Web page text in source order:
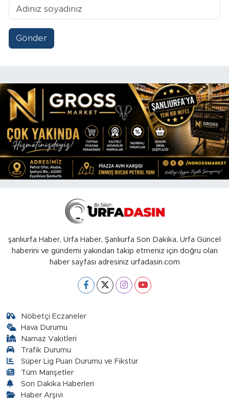
Gönder
şanlıurfa Haber, Urfa Haber, Şanlıurfa Son Dakika, Urfa Güncel
haberini ve gündemi yakından takip etmeniz için doğru olan
haber sayfası adresiniz urfadasin.com
Nöbetçi Eczaneler
Hava Durumu
Namaz Vakitleri
Trafik Durumu
Süper Lig Puan Durumu ve Fikstür
Tüm Manşetler
Son Dakika Haberleri
Haber Arşivi